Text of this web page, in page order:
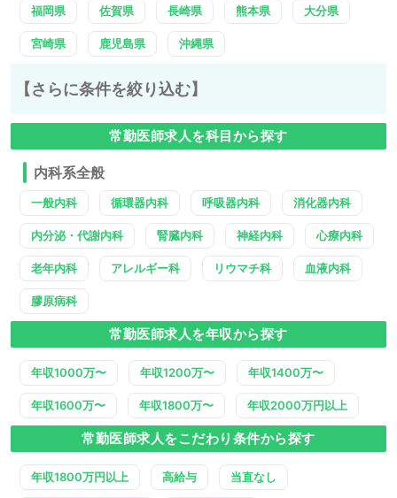
福岡県 佐賀県 長崎県 熊本県 大分県
宮崎県 鹿児島県 沖縄県
【さらに条件を絞り込む】
常勤医師求人を科目から探す
内科系全般
一般内科 循環器内科 呼吸器内科 消化器内科
内分泌・代謝内科 腎臓内科 神経内科 心療内科
老年内科 アレルギー科 リウマチ科 血液内科
膠原病科
常勤医師求人を年収から探す
年収1000万〜 年収1200万〜 年収1400万〜
年収1600万〜 年収1800万〜 年収2000万円以上
常勤医師求人をこだわり条件から探す
年収1800万円以上 高給与 当直なし